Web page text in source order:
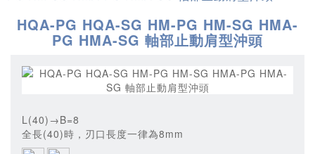
HQA-PG HQA-SG HM-PG HM-SG HMA-
PG HMA-SG 軸部止動肩型沖頭
L(40)→B=8
全長(40)時，刃口長度一律為8mm